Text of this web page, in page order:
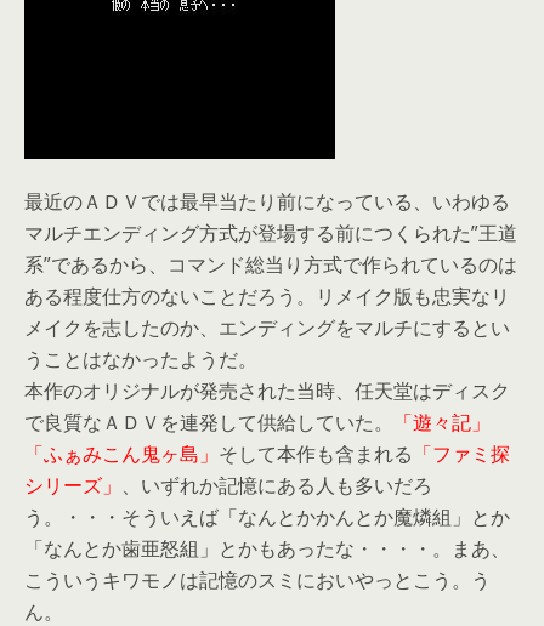
最近のＡＤＶでは最早当たり前になっている、いわゆる
マルチエンディング方式が登場する前につくられた”王道
系”であるから、コマンド総当り方式で作られているのは
ある程度仕方のないことだろう。リメイク版も忠実なリ
メイクを志したのか、エンディングをマルチにするとい
うことはなかったようだ。
本作のオリジナルが発売された当時、任天堂はディスク
で良質なＡＤＶを連発して供給していた。
「遊々記」
「ふぁみこん鬼ヶ島」 そして本作も含まれる 「ファミ探
シリーズ」 、いずれか記憶にある人も多いだろ
う。・・・そういえば「なんとかかんとか魔燐組」とか
「なんとか歯亜怒組」とかもあったな・・・・。まあ、
こういうキワモノは記憶のスミにおいやっとこう。う
ん。